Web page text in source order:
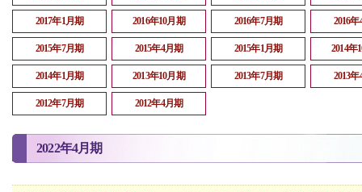
2017年1月期 2016年10月期 2016年7月期 2016
2015年7月期 2015年4月期 2015年1月期 2014年
2014年1月期 2013年10月期 2013年7月期 2013
2012年7月期 2012年4月期
2022年4月期